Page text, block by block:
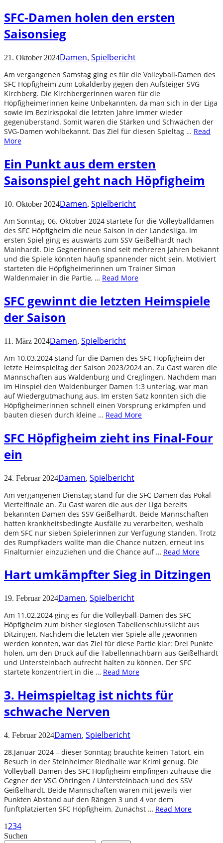
SFC-Damen holen den ersten
Saisonsieg
21. Oktober 2024Damen, Spielbericht
Am vergangenen Samstag ging es für die Volleyball-Damen des
SFC Höpfigheim zum Lokalderby gegen den Aufsteiger SVG
Kirchberg. Die Kirchbergerinnen waren für die
Höpfigheimerinnen keine Unbekannten, da man sich in der Liga
sowie im Bezirkspokal die letzten Jahre immer wieder
gegenüberstand. Somit waren die Stärken und Schwächen der
SVG-Damen wohlbekannt. Das Ziel für diesen Spieltag … Read
More
Ein Punkt aus dem ersten
Saisonspiel geht nach Höpfigheim
10. Oktober 2024Damen, Spielbericht
Am Sonntag, 06. Oktober 2024 startete für die Volleyballdamen
des SFC Höpfigheim die neue Saison in der Landesliga. Im
ersten Spiel ging es auswärts zum SSV Geißelhardt nach
Mainhardt. Die Gegnerinnen sind seit mehreren Jahren bekannt
und die Spiele könnten häufig spannender nicht sein. Motiviert
starteten die Höpfigheimerinnen um Trainer Simon
Waldenmaier in die Partie, … Read More
SFC gewinnt die letzten Heimspiele
der Saison
11. März 2024Damen, Spielbericht
Am 10.03.2024 stand für die Damen des SFC Höpfigheim der
letzte Heimspieltag der Saison 2023/2024 an. Zu Gast waren die
Mannschaften aus Waldenburg und Creglingen. Nachdem man
im Hinspiel den Waldenburger Damen 1:3 unterlag, war man
auf Wiedergutmachung aus. Im ersten Satz konnten sich die
Höpfigheimerinnen schnell einen Vorsprung erkämpfen und
bauten diesen durch kleine … Read More
SFC Höpfigheim zieht ins Final-Four
ein
24. Februar 2024Damen, Spielbericht
Am vergangenen Dienstag stand für die SFC-Damen das Pokal-
Viertelfinale an. Zu Gast waren die aus der Liga bereits
bekannten Damen des SSV Geißelhardt. Beide Mannschaften
hatten krankheitsbedingte Ausfälle zu verarbeiten, weshalb
dem SFC nur sieben Spielerinnen zur Verfügung standen. Trotz
des Rumpfkaders wollte man die Chance nutzen, erneut ins
Finalturnier einzuziehen und die Chance auf … Read More
Hart umkämpfter Sieg in Ditzingen
19. Februar 2024Damen, Spielbericht
Am 11.02.2024 ging es für die Volleyball-Damen des SFC
Höpfigheim zum bisher sieglosen Tabellenschlusslicht aus
Ditzingen. Nachdem die letzten vier Spiele alle gewonnen
werden konnten, war das Ziel für diese Partie klar: Drei Punkte
holen, um den Druck auf die Tabellennachbarn aus Geißelhardt
und Untersteinbach aufrecht halten zu können. Der SFC
startete konzentriert in die … Read More
3. Heimspieltag ist nichts für
schwache Nerven
4. Februar 2024Damen, Spielbericht
28.Januar 2024 – dieser Sonntag brauchte keinen Tatort, ein
Besuch in der Steinheimer Riedhalle war Krimi genug. Die
Volleyball-Damen des SFC Höpfigheim empfingen zuhause die
Gegner der VSG Öhringen / Untersteinbach und des SSV
Geißelhardt. Beide Mannschaften waren mit jeweils vier
Punkten Abstand auf den Rängen 3 und 4 vor dem
fünftplatzierten SFC Höpfigheim. Zunächst … Read More
1234
Suchen